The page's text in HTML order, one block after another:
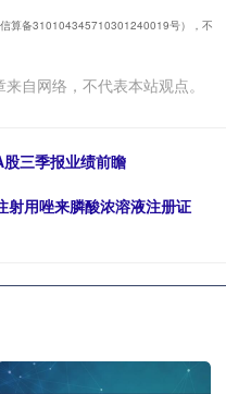
算备310104345710301240019号），不
自网络，不代表本站观点。
三季报业绩前瞻
射用唑来膦酸浓溶液注册证